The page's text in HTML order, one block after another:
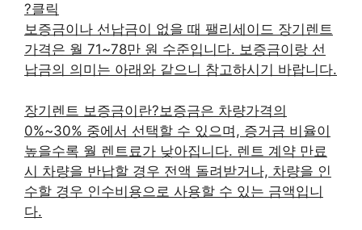
?클릭
보증금이나 선납금이 없을 때 팰리세이드 장기렌트
가격은 월 71~78만 원 수준입니다. 보증금이랑 선
납금의 의미는 아래와 같으니 참고하시기 바랍니다.
장기렌트 보증금이란?보증금은 차량가격의
0%~30% 중에서 선택할 수 있으며, 증거금 비율이
높을수록 월 렌트료가 낮아집니다. 렌트 계약 만료
시 차량을 반납할 경우 전액 돌려받거나, 차량을 인
수할 경우 인수비용으로 사용할 수 있는 금액입니
다.